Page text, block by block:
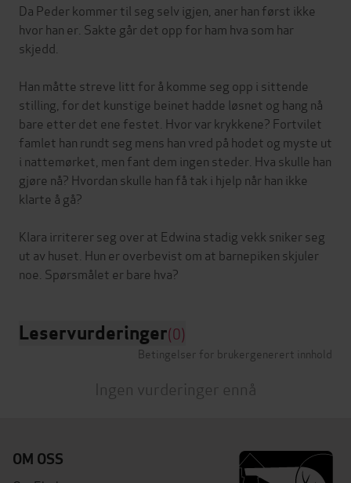
Da Peder kommer til seg selv igjen, aner han først ikke
hvor han er. Sakte går det opp for ham hva som har
skjedd.
Han måtte streve litt for å komme seg opp i sittende
stilling, for det kunstige beinet hadde løsnet og hang nå
bare etter det ene festet. Hvor var krykkene? Fortvilet
famlet han rundt seg mens han vred på hodet og myste ut
i nattemørket, men fant dem ingen steder. Hva skulle han
gjøre nå? Hvordan skulle han få tak i hjelp når han ikke
klarte å gå?
Klara irriterer seg over at Edwina stadig vekk sniker seg
ut av huset. Hun er overbevist om at barnepiken skjuler
Leservurderinger(0)
Betingelser for brukergenerert innhold
Ingen vurderinger ennå
OM OSS